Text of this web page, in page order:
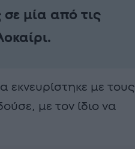
μία από τις
εκνευρίστηκε με τους
με τον ίδιο να